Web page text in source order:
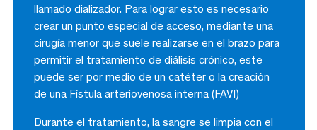
llamado dializador. Para lograr esto es necesario
crear un punto especial de acceso, mediante una
cirugía menor que suele realizarse en el brazo para
permitir el tratamiento de diálisis crónico, este
puede ser por medio de un catéter o la creación
de una Fístula arteriovenosa interna (FAVI)
Durante el tratamiento, la sangre se limpia con el